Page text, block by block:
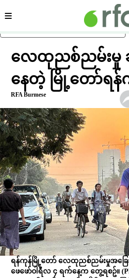
ပင်မအကြောင်းအရာသို့ ကျော်ရန်
ကဏ္ဍ
လေထုညစ်ညမ်းမှု
နေတဲ့ မြို့တော်ရန်
RFA Burmese
ရန်ကုန်မြို့တော် လေထုညစ်ညမ်းမှုအခြေ
ဖေဖော်ဝါရီလ ၄ ရက်နေ့က တွေ့ရစဥ်။